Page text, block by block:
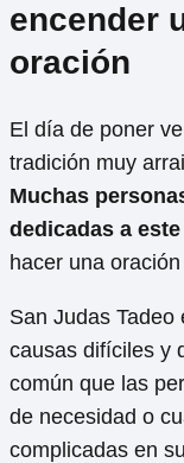
encender
oración
El día de poner
tradición muy
Muchas
dedicadas a
hacer una
San Judas
causas difíciles y
común que las
de necesidad o
complicadas en